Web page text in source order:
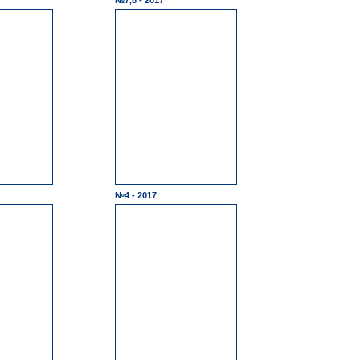
№4 - 2017